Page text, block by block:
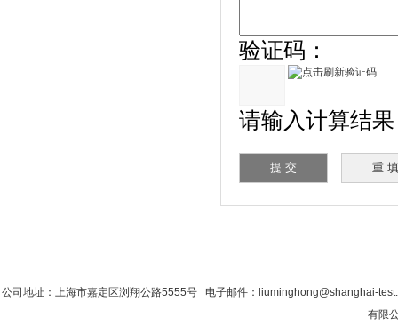
验证码：
请输入计算结果
公司地址：上海市嘉定区浏翔公路5555号 电子邮件：liuminghong@shanghai-
有限